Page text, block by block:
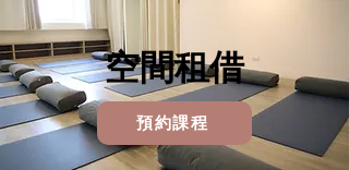
空間租借
預約課程